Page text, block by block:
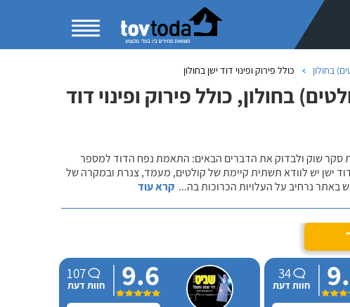
בחולון כולל פירוק ופינוי דוד ישן בחולון
בחולון, כולל פירוק ופינוי דוד
סקר שוק ולבדוק את הדברים הבאים: התאמת נפח הדוד למספר
ישן יש לוודא תשתית קיימת של קולטים, מעמד, צנרת ובמקרה של
נרחיב על העלויות הכרוכות בה... קרא עוד
34
חוות דעת 9.6
107
חוות דעת